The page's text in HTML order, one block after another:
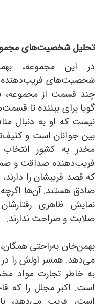
تحلیل شخصیت‌های
در این مجموعه،
شخصیت‌های
چند قسمت از مجموعه،
گویا برای بیننده تا
نیست که او به دنبال
بین جوانان است و
مخدر به کشور
فریب‌دهنده صداقت و
که قصد فریبشان را
صادق هستند. آن‌ها
نمایش ظاهری
صلابت و صراحت ندارند.
بهمن‌خان به‌راحتی
می‌دهد. همسر اولش را
به خاطر تجارت مواد
است. اکبر مجلل را که